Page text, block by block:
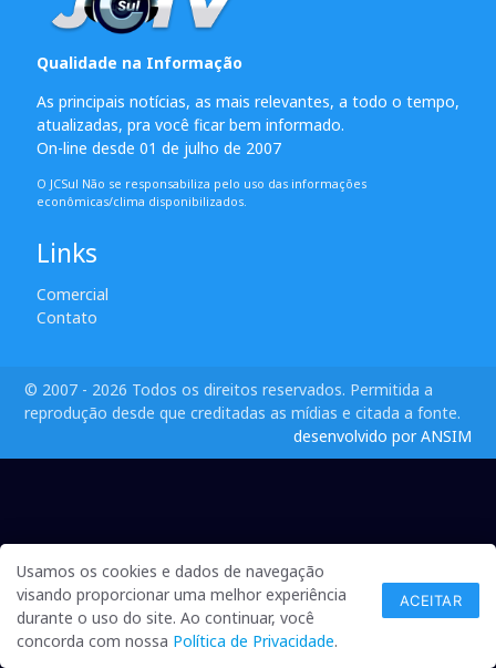
Qualidade na Informação
As principais notícias, as mais relevantes, a todo o tempo,
atualizadas, pra você ficar bem informado.
On-line desde 01 de julho de 2007
O JCSul Não se responsabiliza pelo uso das informações
econômicas/clima disponibilizados.
Links
Comercial
Contato
© 2007 - 2026 Todos os direitos reservados. Permitida a
reprodução desde que creditadas as mídias e citada a fonte.
desenvolvido por ANSIM
Usamos os cookies e dados de navegação
visando proporcionar uma melhor experiência
durante o uso do site. Ao continuar, você
concorda com nossa Política de Privacidade.
ACEITAR